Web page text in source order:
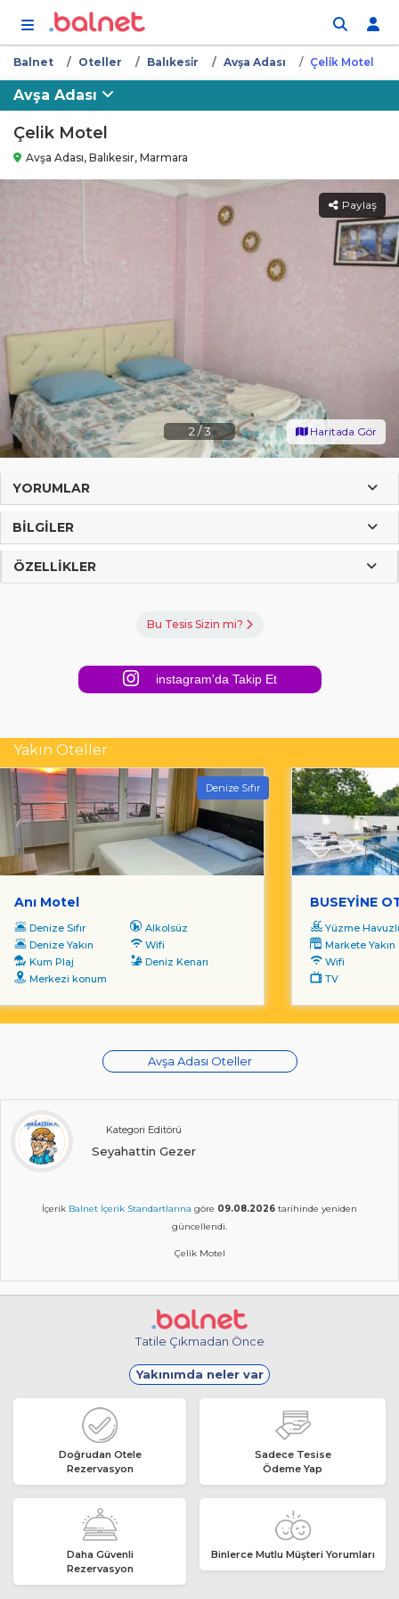
Balnet Oteller Balıkesi̇r Avşa Adası Çeli̇k Motel
Avşa Adası
Çelik Motel
Avşa Adası, Balıkesir, Marmara
2 /3
Paylaş
Haritada Gör
YORUMLAR
BILGILER
ÖZELLIKLER
Bu Tesis Sizin mi?
instagram'da Takip Et
Yakın Oteller
Denize Sıfır
Anı Motel
Denize Sıfır
Alkolsüz
Denize Yakın
Wifi
Kum Plaj
Deniz Kenarı
Merkezi konum
BUSEYİNE
Yüzme
Markete Yakın
Wifi
TV
Avşa Adası Oteller
Kategori Editörü
Seyahattin Gezer
İçerik Balnet İçerik Standartlarına göre 09.08.2026 tarihinde yeniden
güncellendi.
Çelik Motel
Tatile Çıkmadan Önce
Yakınımda neler var
Doğrudan Otele
Rezervasyon
Sadece Tesise
Ödeme Yap
Daha Güvenli
Rezervasyon
Binlerce Mutlu Müşteri Yorumları